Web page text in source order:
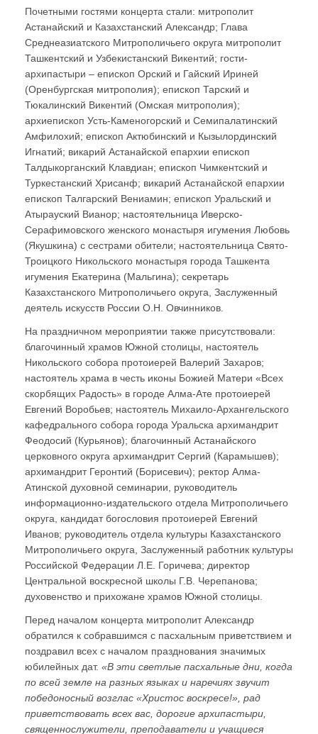
Почетными гостями концерта стали: митрополит
Астанайский и Казахстанский Александр; Глава
Среднеазиатского Митрополичьего округа митрополит
Ташкентский и Узбекистанский Викентий; гости-
архипастыри – епископ Орский и Гайский Ириней
(Оренбургская митрополия); епископ Тарский и
Тюкалинский Викентий (Омская митрополия);
архиепископ Усть-Каменогорский и Семипалатинский
Амфилохий; епископ Актюбинский и Кызылординский
Игнатий; викарий Астанайской епархии епископ
Талдыкорганский Клавдиан; епископ Чимкентский и
Туркестанский Хрисанф; викарий Астанайской епархии
епископ Талгарский Вениамин; епископ Уральский и
Атырауский Вианор; настоятельница Иверско-
Серафимовского женского монастыря игумения Любовь
(Якушкина) с сестрами обители; настоятельница Свято-
Троицкого Никольского монастыря города Ташкента
игумения Екатерина (Мальгина); секретарь
Казахстанского Митрополичьего округа, Заслуженный
деятель искусств России О.Н. Овчинников.
На праздничном мероприятии также присутствовали:
благочинный храмов Южной столицы, настоятель
Никольского собора протоиерей Валерий Захаров;
настоятель храма в честь иконы Божией Матери «Всех
скорбящих Радость» в городе Алма-Ате протоиерей
Евгений Воробьев; настоятель Михаило-Архангельского
кафедрального собора города Уральска архимандрит
Феодосий (Курьянов); благочинный Астанайского
церковного округа архимандрит Сергий (Карамышев);
архимандрит Геронтий (Борисевич); ректор Алма-
Атинской духовной семинарии, руководитель
информационно-издательского отдела Митрополичьего
округа, кандидат богословия протоиерей Евгений
Иванов; руководитель отдела культуры Казахстанского
Митрополичьего округа, Заслуженный работник культуры
Российской Федерации Л.Е. Горичева; директор
Центральной воскресной школы Г.В. Черепанова;
духовенство и прихожане храмов Южной столицы.
Перед началом концерта митрополит Александр
обратился к собравшимся с пасхальным приветствием и
поздравил всех с началом празднования значимых
юбилейных дат. «В эти светлые пасхальные дни, когда
по всей земле на разных языках и наречиях звучит
победоносный возглас «Христос воскресе!», рад
приветствовать всех вас, дорогие архипастыри,
священнослужители, преподаватели и учащиеся